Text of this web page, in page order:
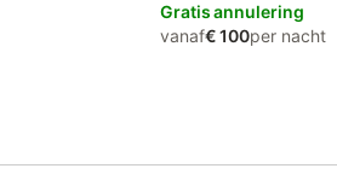
zee
Gratis annulering
vanaf€ 100per nacht